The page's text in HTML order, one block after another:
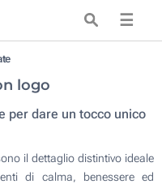
☰
logo
per dare un tocco unico
il dettaglio distintivo ideale
di calma, benessere ed